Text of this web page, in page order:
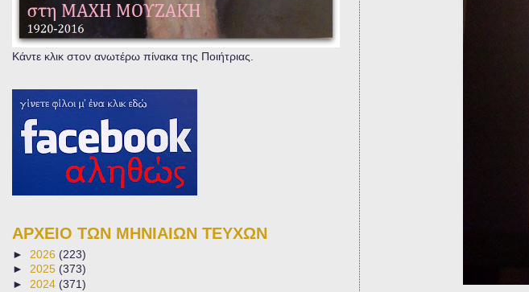
Κάντε κλικ στον ανωτέρω πίνακα της Ποιήτριας.
ΑΡΧΕΙΟ ΤΩΝ ΜΗΝΙΑΙΩΝ ΤΕΥΧΩΝ
► 2026 (223)
► 2025 (373)
► 2024 (371)